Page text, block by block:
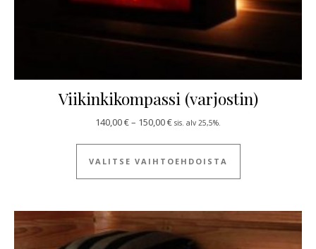
Viikinkikompassi (varjostin)
140,00€– 150,00€Hintaluokka: 140,00 € - 150,00 €
sis. alv 25,5%.
VALITSE VAIHTOEHDOISTA
Tällä tuotteella